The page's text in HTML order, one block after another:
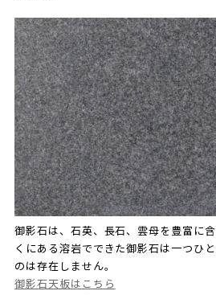
御影石は、石英、長石、雲母を豊富に
くにある溶岩でできた御影石は一つひ
のは存在しません。
御影石天板はこちら